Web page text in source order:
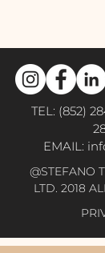
TEL: (852)
EMAIL:
@STEFANO
LTD. 2018